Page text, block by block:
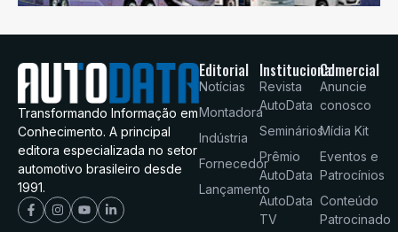
Transformando Informação em
Conhecimento. A principal
editora especializada no setor
automotivo brasileiro desde
1991.
Editorial
Notícias
Montadora
Indústria
Fornecedor
Lançamento
Institucional
Revista
AutoData
Seminários
Prêmio
AutoData
AutoData
TV
Comercial
Anuncie
conosco
Mídia Kit
Eventos e
Patrocínios
Conteúdo
Patrocinado